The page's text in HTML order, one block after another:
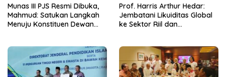
Munas III PJS Resmi Dibuka,
Mahmud: Satukan Langkah
Menuju Konstituen Dewan
Prof. Harris Arthur Hedar:
Jembatani Likuiditas Global
ke Sektor Riil dan
PFII